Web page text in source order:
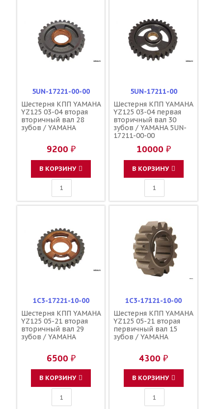
5UN-17221-00-00
Шестерня КПП YAMAHA
YZ125 03-04 вторая
вторичный вал 28
зубов / YAMAHA
9200 ₽
В КОРЗИНУ
5UN-17211-00
Шестерня КПП YAMAHA
YZ125 03-04 первая
вторичный вал 30
зубов / YAMAHA 5UN-
17211-00-00
10000 ₽
В КОРЗИНУ
1C3-17221-10-00
Шестерня КПП YAMAHA
YZ125 05-21 вторая
вторичный вал 29
зубов / YAMAHA
6500 ₽
В КОРЗИНУ
1C3-17121-10-00
Шестерня КПП YAMAHA
YZ125 05-21 вторая
первичный вал 15
зубов / YAMAHA
4300 ₽
В КОРЗИНУ